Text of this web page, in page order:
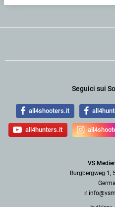
Seguici sui
all4shooters.it
all4hunters.it
VS
Burgbergweg 1,